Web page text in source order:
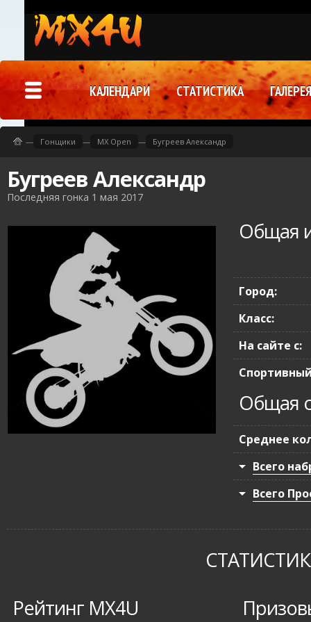
Бугреев Александр
Последняя гонка 1 мая 2017
Общая
Город:
Класс:
На сайте с:
Общая
Среднее
Всего
Всего
Рейтинг MX4U
— Гонщики — MX Open — Бугреев Александр
КАЛЕНДАРИ СТАТИСТИКА ГАЛЕРЕЯ